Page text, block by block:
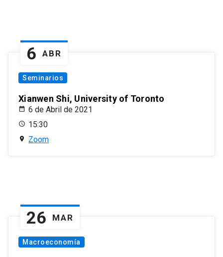
6 ABR
Seminarios
Xianwen Shi, University of Toronto
6 de Abril de 2021
15:30
Zoom
26 MAR
Macroeconomía